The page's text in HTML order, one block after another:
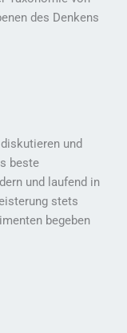
des Denkens
und
beste
und laufend in
stets
begeben